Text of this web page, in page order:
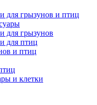
для грызунов и птиц
для грызунов
для птиц
и птиц
и клетки